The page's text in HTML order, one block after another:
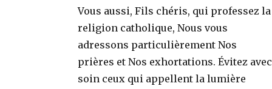
Vous aussi, Fils chéris, qui professez la
religion catholique, Nous vous
adressons particulièrement Nos
prières et Nos exhortations. Évitez avec
soin ceux qui appellent la lumière